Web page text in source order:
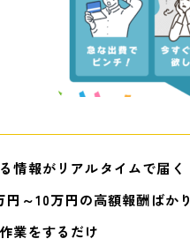
情報がリアルタイムで届く
円～10万円の高額報酬ばかり
業をするだけ